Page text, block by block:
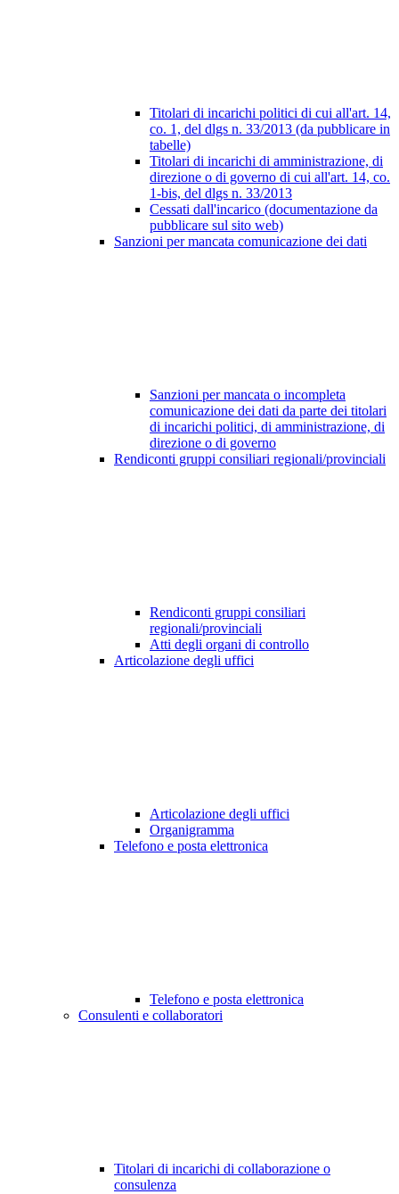
Titolari di incarichi politici di cui all'art. 14,
co. 1, del dlgs n. 33/2013 (da pubblicare in
tabelle)
Titolari di incarichi di amministrazione, di
direzione o di governo di cui all'art. 14, co.
1-bis, del dlgs n. 33/2013
Cessati dall'incarico (documentazione da
pubblicare sul sito web)
Sanzioni per mancata comunicazione dei dati
Sanzioni per mancata o incompleta
comunicazione dei dati da parte dei titolari
di incarichi politici, di amministrazione, di
direzione o di governo
Rendiconti gruppi consiliari regionali/provinciali
Rendiconti gruppi consiliari
regionali/provinciali
Atti degli organi di controllo
Articolazione degli uffici
Articolazione degli uffici
Organigramma
Telefono e posta elettronica
Telefono e posta elettronica
Consulenti e collaboratori
Titolari di incarichi di collaborazione o
consulenza